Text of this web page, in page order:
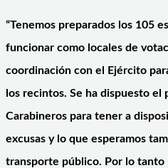
“Tenemos preparados los 105
funcionar como locales de
coordinación con el Ejército
los recintos. Se ha dispuesto el
Carabineros para tener a
excusas y lo que esperamos
transporte público. Por lo tanto